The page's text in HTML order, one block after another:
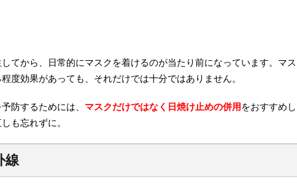
てから、日常的にマスクを着けるのが当たり前になっています。マス
度効果があっても、それだけでは十分ではありません。
防するためには、 マスクだけではなく日焼け止めの併用 をおすすめし
も忘れずに。
線